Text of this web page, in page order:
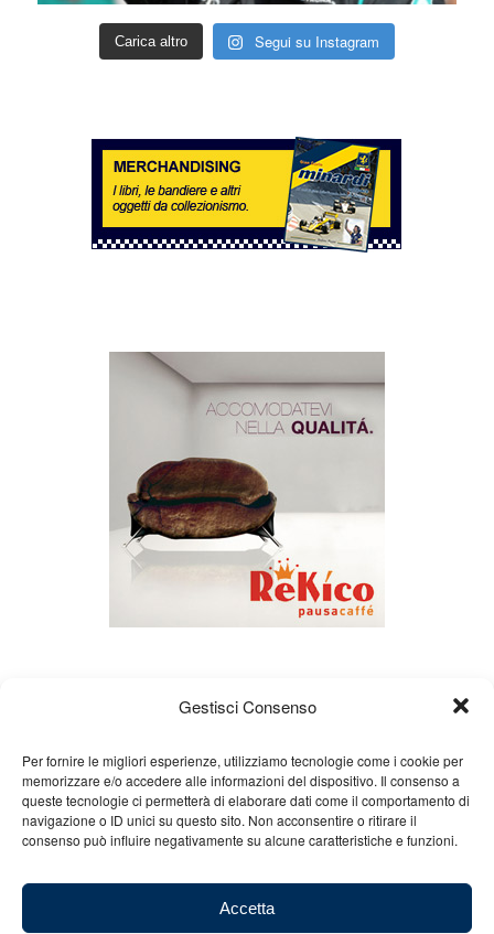
Gestisci Consenso
Per fornire le migliori esperienze, utilizziamo tecnologie come i cookie per
memorizzare e/o accedere alle informazioni del dispositivo. Il consenso a
queste tecnologie ci permetterà di elaborare dati come il comportamento di
navigazione o ID unici su questo sito. Non acconsentire o ritirare il
consenso può influire negativamente su alcune caratteristiche e funzioni.
Accetta
Carica altro Segui su Instagram
Chi siamo Gian Carlo Minardi
Gear
Merchandising
Partners Contatti